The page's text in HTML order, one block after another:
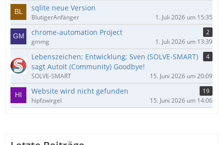
sqlite neue Version
BlutigerAnfänger 1. Juli 2026 um 15:35
chrome-automation Project
2
gmmg
1. Juli 2026 um 13:39
Lebenszeichen; Entwicklung; Sven (SOLVE-SMART)
sagt AutoIt (Community) Goodbye!
4
SOLVE-SMART 15. Juni 2026 um 20:09
Website wird nicht gefunden
19
hipfzwirgel
15. Juni 2026 um 14:06